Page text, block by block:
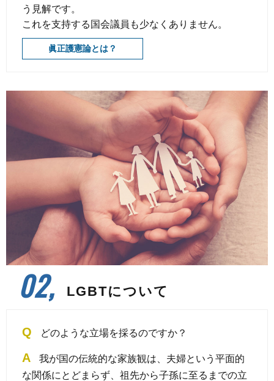
う見解です。
これを支持する国会議員も少なくありません。
眞正護憲論とは？
02, LGBTについて
Q どのような立場を採るのですか？
A
我が国の伝統的な家族観は、夫婦という平面的
な関係にとどまらず、祖先から子孫に至るまでの立